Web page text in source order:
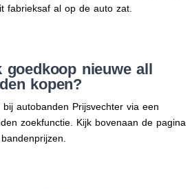
fabrieksaf al op de auto zat.
goedkoop nieuwe all
kopen?
autobanden Prijsvechter via een
zoekfunctie. Kijk bovenaan de pagina